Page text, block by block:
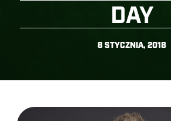
DAY
8 STYCZNIA, 2018